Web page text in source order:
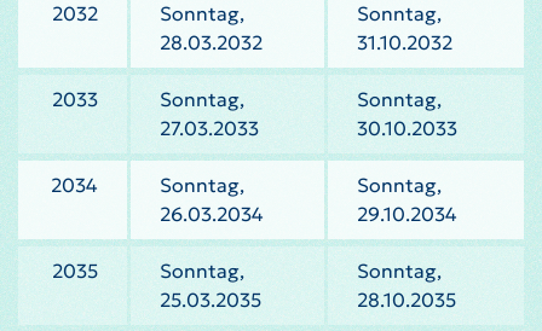
2032
Sonntag,
28.03.2032
Sonntag,
31.10.2032
2033
Sonntag,
27.03.2033
Sonntag,
30.10.2033
2034
Sonntag,
26.03.2034
Sonntag,
29.10.2034
2035
Sonntag,
25.03.2035
Sonntag,
28.10.2035